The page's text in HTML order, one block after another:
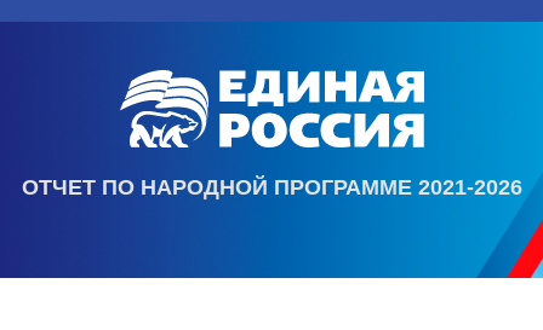
ОТЧЕТ ПО НАРОДНОЙ ПРОГРАММЕ 2021-2026